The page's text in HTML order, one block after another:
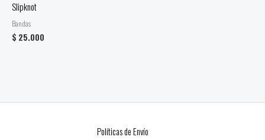
Slipknot
Bandas
$ 25.000
Políticas de Envío